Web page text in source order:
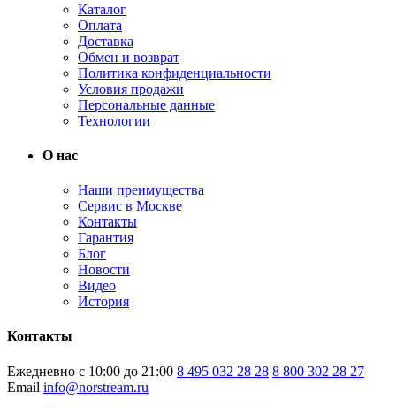
Каталог
Оплата
Доставка
Обмен и возврат
Политика конфиденциальности
Условия продажи
Персональные данные
Технологии
О нас
Наши преимущества
Сервис в Москве
Контакты
Гарантия
Блог
Новости
Видео
История
Контакты
Ежедневно с 10:00 до 21:00 8 495 032 28 28 8 800 302 28 27
Email info@norstream.ru